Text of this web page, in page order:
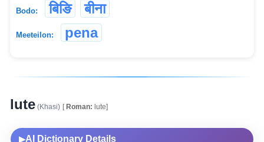
Bodo: बिङि बीना
Meeteilon: pena
lute (Khasi) [Roman: lute]
▶AI Dictionary Details